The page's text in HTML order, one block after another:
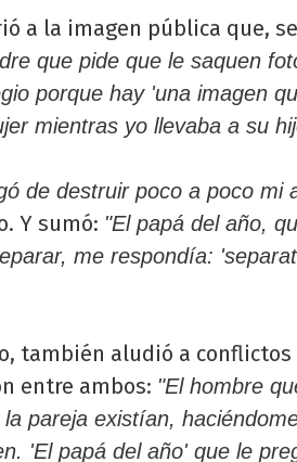
a la imagen pública que,
que pide que le saquen
porque hay 'una imagen
mientras yo llevaba a su
de destruir poco a poco mi
Y sumó: "El papá del año,
me respondía:
también aludió a
entre ambos: "El hombre
pareja existían,
'El papá del año' que le